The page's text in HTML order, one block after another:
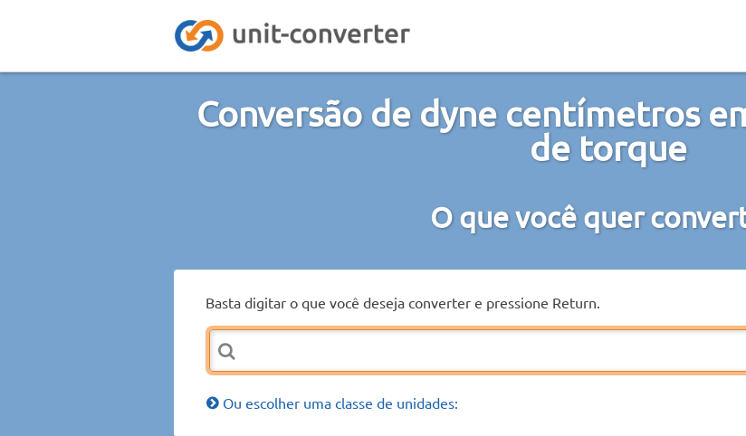
Conversão de dyne centímetros
de torque
O que você quer
Basta digitar o que você deseja converter e pressione Return.
Ou escolher uma classe de unidades: